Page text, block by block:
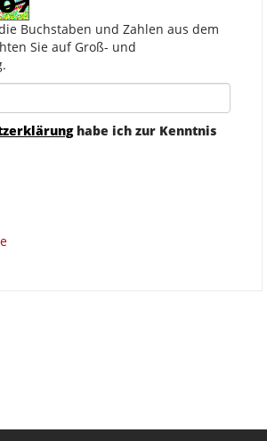
Buchstaben und Zahlen aus dem
Sie auf Groß- und
habe ich zur Kenntnis